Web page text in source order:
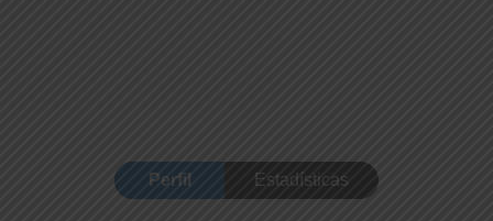
Perfil Estadísticas